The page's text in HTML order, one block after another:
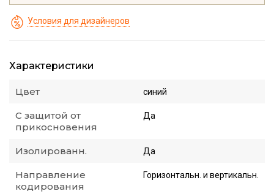
Условия для дизайнеров
Характеристики
Цвет синий
С защитой от
прикосновения
Да
Изолированн. Да
Направление
кодирования
Горизонтальн. и вертикальн.